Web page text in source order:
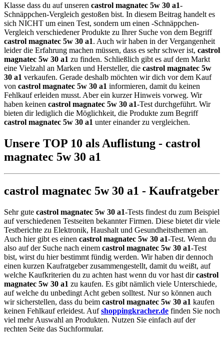
Klasse dass du auf unseren castrol magnatec 5w 30 a1-
Schnäppchen-Vergleich gestoßen bist. In diesem Beitrag handelt es
sich NICHT um einen Test, sondern um einen -Schnäppchen-
Vergleich verschiedener Produkte zu Ihrer Suche von dem Begriff
castrol magnatec 5w 30 a1. Auch wir haben in der Vergangenheit
leider die Erfahrung machen müssen, dass es sehr schwer ist, castrol
magnatec 5w 30 a1 zu finden. Schließlich gibt es auf dem Markt
eine Vielzahl an Marken und Hersteller, die castrol magnatec 5w
30 a1 verkaufen. Gerade deshalb möchten wir dich vor dem Kauf
von castrol magnatec 5w 30 a1 informieren, damit du keinen
Fehlkauf erleiden musst. Aber ein kurzer Hinweis vorweg. Wir
haben keinen castrol magnatec 5w 30 a1-Test durchgeführt. Wir
bieten dir lediglich die Möglichkeit, die Produkte zum Begriff
castrol magnatec 5w 30 a1 unter einander zu vergleichen.
Unsere TOP 10 als Auflistung - castrol
magnatec 5w 30 a1
castrol magnatec 5w 30 a1 - Kaufratgeber
Sehr gute castrol magnatec 5w 30 a1-Tests findest du zum Beispiel
auf verschiedenen Testseiten bekannter Firmen. Diese bietet dir viele
Testberichte zu Elektronik, Haushalt und Gesundheitsthemen an.
Auch hier gibt es einen castrol magnatec 5w 30 a1-Test. Wenn du
also auf der Suche nach einem castrol magnatec 5w 30 a1-Test
bist, wirst du hier bestimmt fündig werden. Wir haben dir dennoch
einen kurzen Kaufratgeber zusammengestellt, damit du weißt, auf
welche Kaufkriterien du zu achten hast wenn du vor hast dircastrol
magnatec 5w 30 a1 zu kaufen. Es gibt nämlich viele Unterschiede,
auf welche du unbedingt Acht geben solltest. Nur so können auch
wir sicherstellen, dass du beim castrol magnatec 5w 30 a1 kaufen
keinen Fehlkauf erleidest. Aufshoppingkracher.de finden Sie noch
viel mehr Auswahl an Produkten. Nutzen Sie einfach auf der
rechten Seite das Suchformular.